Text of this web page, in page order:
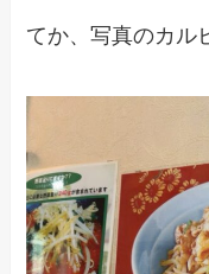
てか、写真のカル